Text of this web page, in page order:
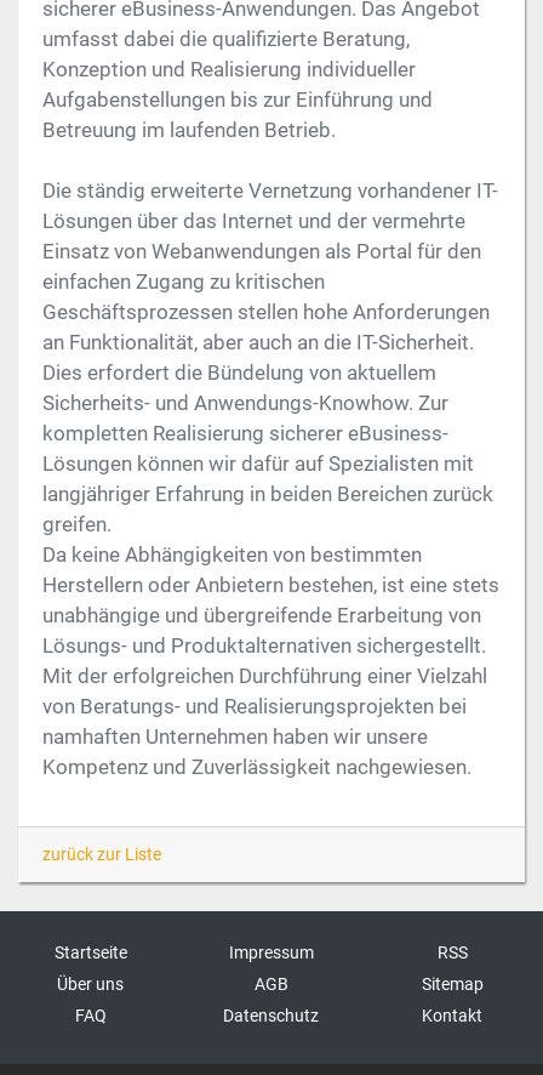
sicherer eBusiness-Anwendungen. Das Angebot
umfasst dabei die qualifizierte Beratung,
Konzeption und Realisierung individueller
Aufgabenstellungen bis zur Einführung und
Betreuung im laufenden Betrieb.
Die ständig erweiterte Vernetzung vorhandener IT-
Lösungen über das Internet und der vermehrte
Einsatz von Webanwendungen als Portal für den
einfachen Zugang zu kritischen
Geschäftsprozessen stellen hohe Anforderungen
an Funktionalität, aber auch an die IT-Sicherheit.
Dies erfordert die Bündelung von aktuellem
Sicherheits- und Anwendungs-Knowhow. Zur
kompletten Realisierung sicherer eBusiness-
Lösungen können wir dafür auf Spezialisten mit
langjähriger Erfahrung in beiden Bereichen zurück
greifen.
Da keine Abhängigkeiten von bestimmten
Herstellern oder Anbietern bestehen, ist eine stets
unabhängige und übergreifende Erarbeitung von
Lösungs- und Produktalternativen sichergestellt.
Mit der erfolgreichen Durchführung einer Vielzahl
von Beratungs- und Realisierungsprojekten bei
namhaften Unternehmen haben wir unsere
Kompetenz und Zuverlässigkeit nachgewiesen.
zurück zur Liste
Startseite
Über uns
FAQ
Impressum
AGB
Datenschutz
RSS
Sitemap
Kontakt